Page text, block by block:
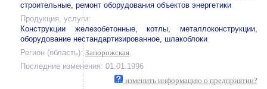
строительные, ремонт оборудования объектов энергетики
Продукция, услуги:
Конструкции железобетонные, котлы, металлоконструкции,
оборудование нестандартизированное, шлакоблоки
Регион (область): Запорожская
Последние изменения: 01.01.1996
изменить информацию о предприятии?